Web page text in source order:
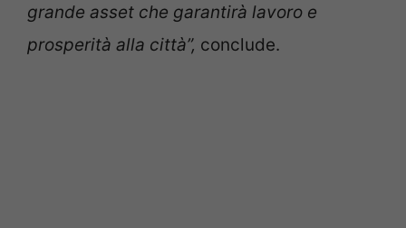
grande asset che garantirà lavoro e
prosperità alla città”, conclude.